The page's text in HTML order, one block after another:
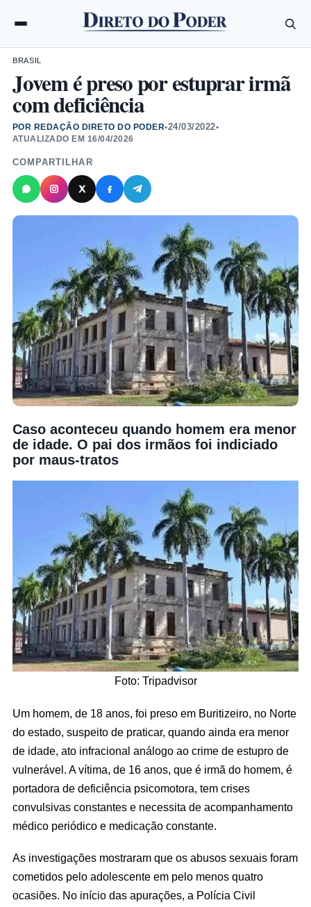
BRASIL
Jovem é preso por estuprar irmã
com deficiência
POR REDAÇÃO DIRETO DO PODER•24/03/2022•
ATUALIZADO EM 16/04/2026
COMPARTILHAR
Caso aconteceu quando homem era menor
de idade. O pai dos irmãos foi indiciado
por maus-tratos
Foto: Tripadvisor
Um homem, de 18 anos, foi preso em Buritizeiro, no Norte
do estado, suspeito de praticar, quando ainda era menor
de idade, ato infracional análogo ao crime de estupro de
vulnerável. A vítima, de 16 anos, que é irmã do homem, é
portadora de deficiência psicomotora, tem crises
convulsivas constantes e necessita de acompanhamento
médico periódico e medicação constante.
As investigações mostraram que os abusos sexuais foram
cometidos pelo adolescente em pelo menos quatro
ocasiões. No início das apurações, a Polícia Civil